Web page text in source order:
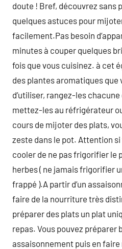
doute ! Bref, découvrez sans
quelques astuces pour
facilement.Pas besoin
minutes à couper quelques
fois que vous cuisinez. à cet
des plantes aromatiques que
d’utiliser, rangez-les
mettez-les au réfrigérateur
cours de mijoter des plats,
zeste dans le pot. Attention
cooler de ne pas frigorifier le
herbes ( ne jamais frigorifier
frappé ).A partir d’un
faire de la nourriture très
préparer des plats un plat
repas. Vous pouvez préparer
assaisonnement puis en